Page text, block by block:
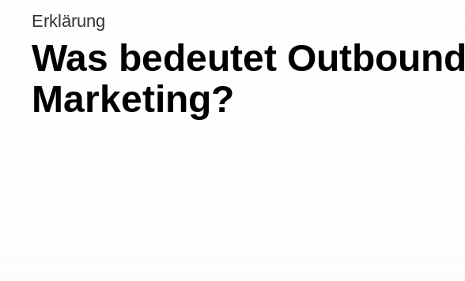
Erklärung
Was bedeutet Outbound
Marketing?